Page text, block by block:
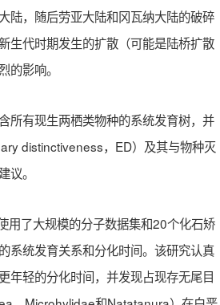
陆，随后劳亚大陆和冈瓦纳大陆的破碎
生代时期发生的扩散（可能是陆桥扩散
的影响。
所有现生两栖类物种的系统发育树，并
distinctiveness，ED）及其与物种灭
议。
用了大规模的分子数据集和20个化石矫
系统发育关系和分化时间。该研究认真
年轻的分化时间，并发现占现存无尾目